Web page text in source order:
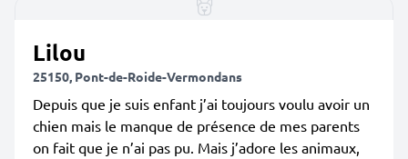
Lilou
25150, Pont-de-Roide-Vermondans
Depuis que je suis enfant j’ai toujours voulu avoir un
chien mais le manque de présence de mes parents
on fait que je n’ai pas pu. Mais j’adore les animaux,